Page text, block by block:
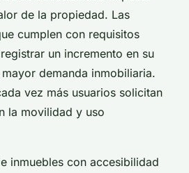
de la propiedad. Las
cumplen con requisitos
un incremento en su
demanda inmobiliaria.
vez más usuarios solicitan
la movilidad y uso
inmuebles con accesibilidad